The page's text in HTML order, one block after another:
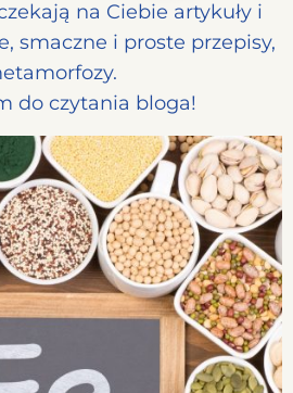
na Ciebie artykuły i
smaczne i proste przepisy,
do czytania bloga!